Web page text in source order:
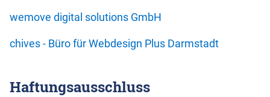
wemove digital solutions GmbH
chives - Büro für Webdesign Plus Darmstadt
Haftungsausschluss